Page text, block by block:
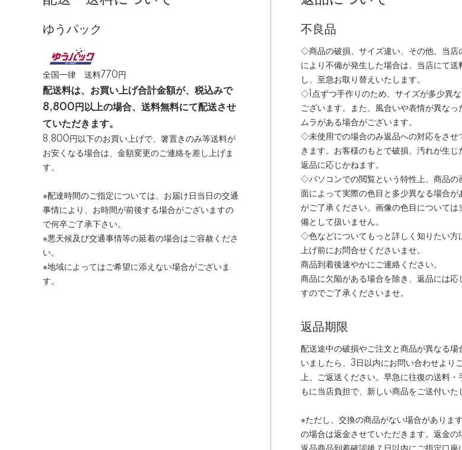
ゆうパック
全国一律 送料770円
配送料は、お買い上げ合計金額が、税込みで
8,800円以上の場合、送料無料にて配送させ
ていただきます。
8,800円以下のお買い上げで、箸置きのみ等送料が
お安くなる場合は、金額変更のご連絡を差し上げま
す。
※配達時間のご指定については、お届け日当日の交通
事情により、お時間が前後する場合がございますの
で何卒ご了承下さい。
※悪天候及び交通事情等の延着の場合はご容赦くださ
い。
※地域によってはご希望に添えない場合がございま
す。
不良品
◇商品の破損、サイズ違い、その他、当店
により不備が発生した場合は、当店にて送
し、至急お取り替えいたします。
◇1点ずつ手作りのため、サイズが多少異
ございます。また、風合いや表情が異なっ
ムラがある場合がございます。
◇未使用での場合のみ返品への対応をさせ
きます。お客様のもとで破損、汚れが生じ
返品に応じかねます。
◇パソコンでの閲覧という特性上、商品の
面によって実際の色目と多少異なる場合が
がご了承ください。画像の色目については
備として扱いません。
◇色などについてもっと詳しく知りたい方
上げ前にお問合せくださいませ。
商品到着後速やかにご連絡ください。
商品に欠陥がある場合を除き、返品には応
すのでご了承くださいませ。
返品期限
配送途中の破損やご注文と商品が異なる場
いましたら、3日以内にお問い合わせより
上、ご返送ください。早急に往復の送料・
もに当店負担で、新しい商品をご送付いた
※ただし、交換の商品がない場合がありま
の場合は返金させていただきます。返金の